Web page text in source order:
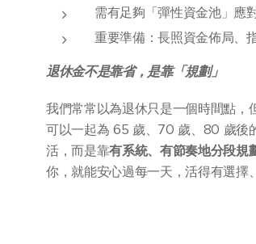
需有足夠「彈性資金池」應
重要準備：長照資金佈局、
退休金不是靠省，是靠「規劃」
我們常常以為退休只是一個時間點，
可以一起為 65 歲、70 歲、80 歲後
活，而是靠有系統、有節奏地分段規
你，就能安心過每一天，活得有選擇